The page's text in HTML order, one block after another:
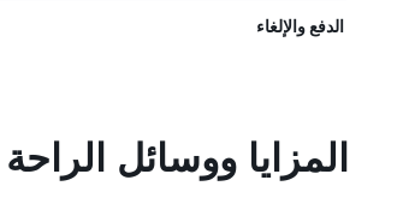
الدفع والإلغاء
المزايا ووسائل